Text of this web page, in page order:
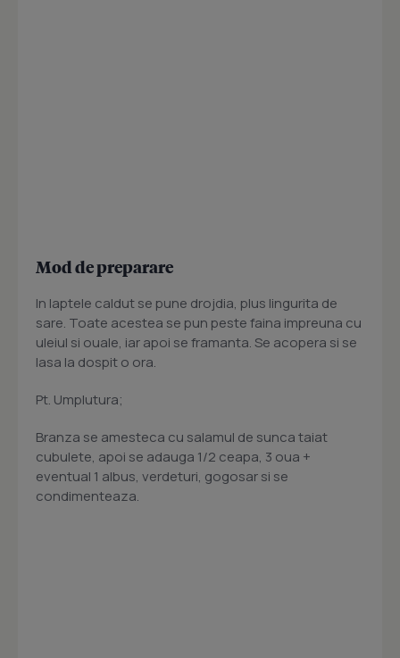
Mod de preparare
In laptele caldut se pune drojdia, plus lingurita de
sare. Toate acestea se pun peste faina impreuna cu
uleiul si ouale, iar apoi se framanta. Se acopera si se
lasa la dospit o ora.
Pt. Umplutura;
Branza se amesteca cu salamul de sunca taiat
cubulete, apoi se adauga 1/2 ceapa, 3 oua +
eventual 1 albus, verdeturi, gogosar si se
condimenteaza.